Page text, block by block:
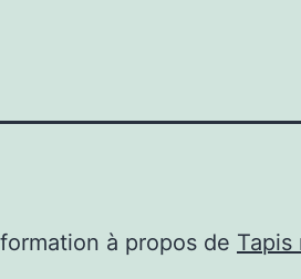
à propos de Tapis